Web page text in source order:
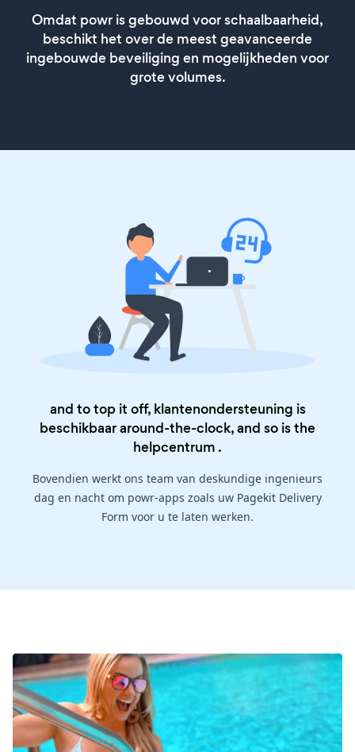
Omdat powr is gebouwd voor schaalbaarheid,
beschikt het over de meest geavanceerde
ingebouwde beveiliging en mogelijkheden voor
grote volumes.
and to top it off, klantenondersteuning is
beschikbaar around-the-clock, and so is the
helpcentrum .
Bovendien werkt ons team van deskundige ingenieurs
dag en nacht om powr-apps zoals uw Pagekit Delivery
Form voor u te laten werken.